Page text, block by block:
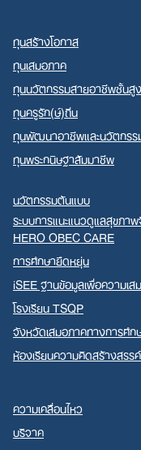
ทุนสร้างโอกาส
ทุนเสมอภาค
ทุนนวัตกรรมสายอาชีพชั้นสูง
ทุนครูรัก(ษ์)ถิ่น
ทุนพัฒนาอาชีพและนวัตกรร
ทุนพระกนิษฐาสัมมาชีพ
นวัตกรรมต้นแบบ
ระบบการแนะแนวดูแลสุขภา
HERO OBEC CARE
การศึกษายืดหยุ่น
iSEE ฐานข้อมูลเพื่อความเ
โรงเรียน TSQP
จังหวัดเสมอภาคทางการศึก
ห้องเรียนความคิดสร้างสรรค์
ความเคลื่อนไหว
บริจาค